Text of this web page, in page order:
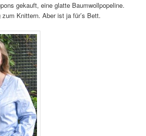
gekauft, eine glatte Baumwollpopeline.
Knittern. Aber ist ja für’s Bett.